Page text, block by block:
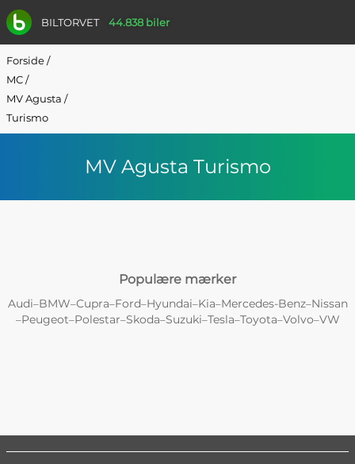
BILTORVET 44.838 biler
Forside/
MC/
MV Agusta /
Turismo
MV Agusta Turismo
Populære mærker
Audi–BMW–Cupra–Ford–Hyundai–Kia–Mercedes-Benz–Nissan
–Peugeot–Polestar–Skoda–Suzuki–Tesla–Toyota–Volvo–VW